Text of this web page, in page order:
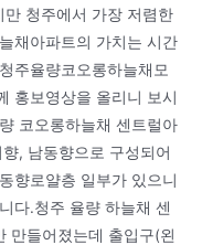
청주에서 가장 저렴한
채아파트의 가치는 시간
주율량코오롱하늘채모
홍보영상을 올리니 보시
코오롱하늘채 센트럴아
, 남동향으로 구성되어
향로얄층 일부가 있으니
다.청주 율량 하늘채 센
만들어졌는데 출입구(왼